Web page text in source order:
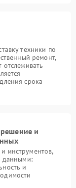
техники по
ремонт,
срока
и
инструментов,
данными:
и